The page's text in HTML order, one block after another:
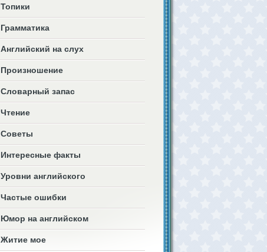
Топики
Грамматика
Английский на слух
Произношение
Словарный запас
Чтение
Советы
Интересные факты
Уровни английского
Частые ошибки
Юмор на английском
Житие мое